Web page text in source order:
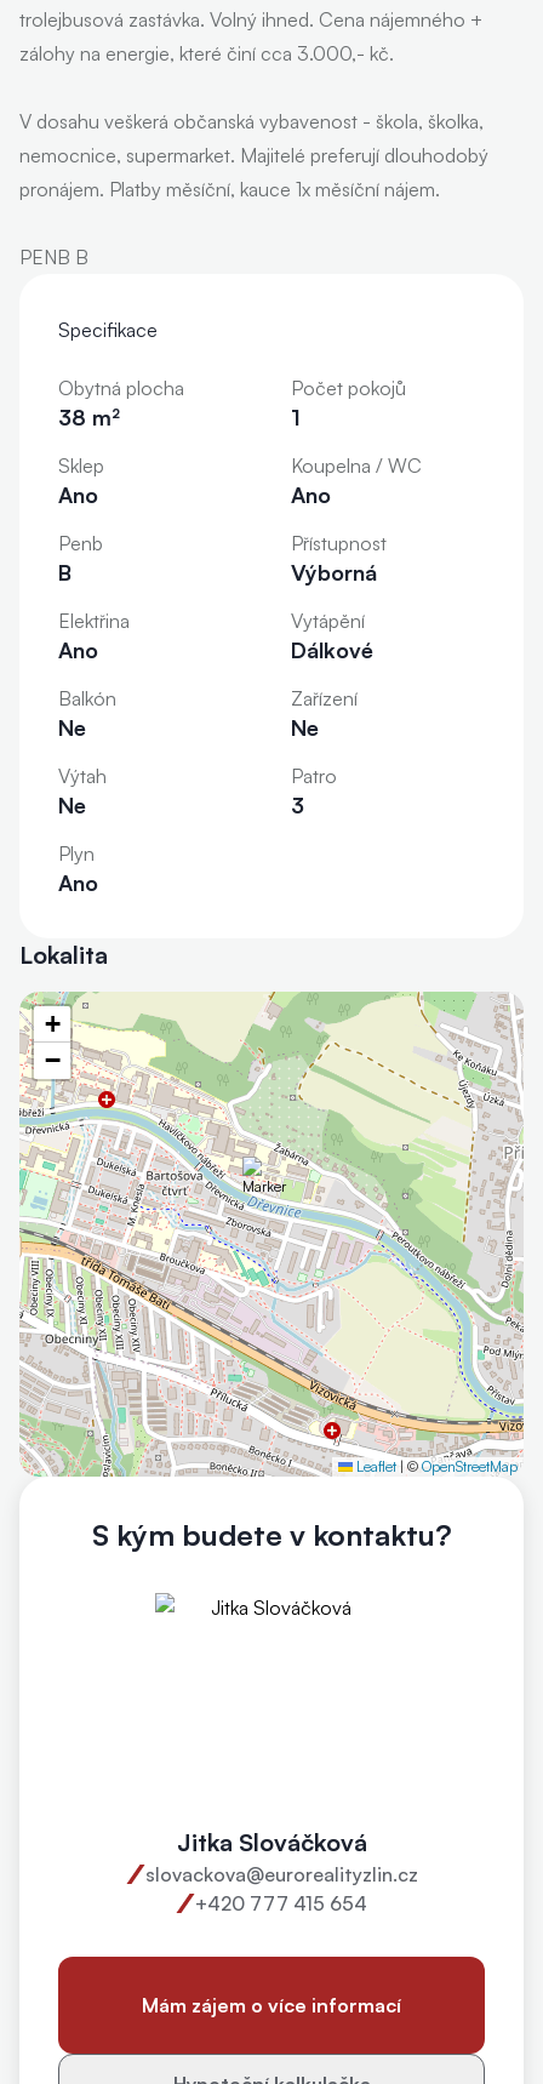
trolejbusová zastávka. Volný ihned. Cena nájemného +
zálohy na energie, které činí cca 3.000,- kč.
V dosahu veškerá občanská vybavenost - škola, školka,
nemocnice, supermarket. Majitelé preferují dlouhodobý
pronájem. Platby měsíční, kauce 1x měsíční nájem.
PENB B
Specifikace
Obytná plocha
38 m²
Počet pokojů
1
Sklep
Ano
Koupelna / WC
Ano
Penb
B
Přístupnost
Výborná
Elektřina
Ano
Vytápění
Dálkové
Balkón
Ne
Zařízení
Ne
Výtah
Ne
Patro
3
Plyn
Ano
Lokalita
+
−
Leaflet | © OpenStreetMap
S kým budete v kontaktu?
Jitka Slováčková
slovackova@eurorealityzlin.cz
+420 777 415 654
Mám zájem o více informací